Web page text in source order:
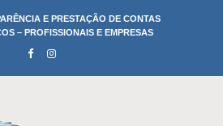
E PRESTAÇÃO DE CONTAS
– PROFISSIONAIS E EMPRESAS